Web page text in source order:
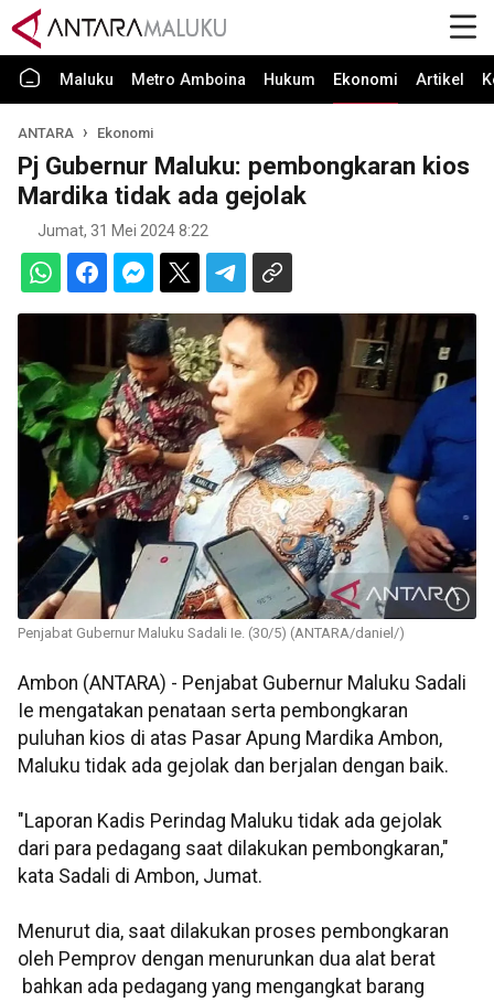
Maluku Metro Amboina Hukum Ekonomi Artikel
ANTARA Ekonomi
Pj Gubernur Maluku: pembongkaran kios
Mardika tidak ada gejolak
Jumat, 31 Mei 2024 8:22
Penjabat Gubernur Maluku Sadali Ie. (30/5) (ANTARA/daniel/)
Ambon (ANTARA) - Penjabat Gubernur Maluku Sadali
Ie mengatakan penataan serta pembongkaran
puluhan kios di atas Pasar Apung Mardika Ambon,
Maluku tidak ada gejolak dan berjalan dengan baik.
"Laporan Kadis Perindag Maluku tidak ada gejolak
dari para pedagang saat dilakukan pembongkaran,"
kata Sadali di Ambon, Jumat.
Menurut dia, saat dilakukan proses pembongkaran
oleh Pemprov dengan menurunkan dua alat berat
bahkan ada pedagang yang mengangkat barang